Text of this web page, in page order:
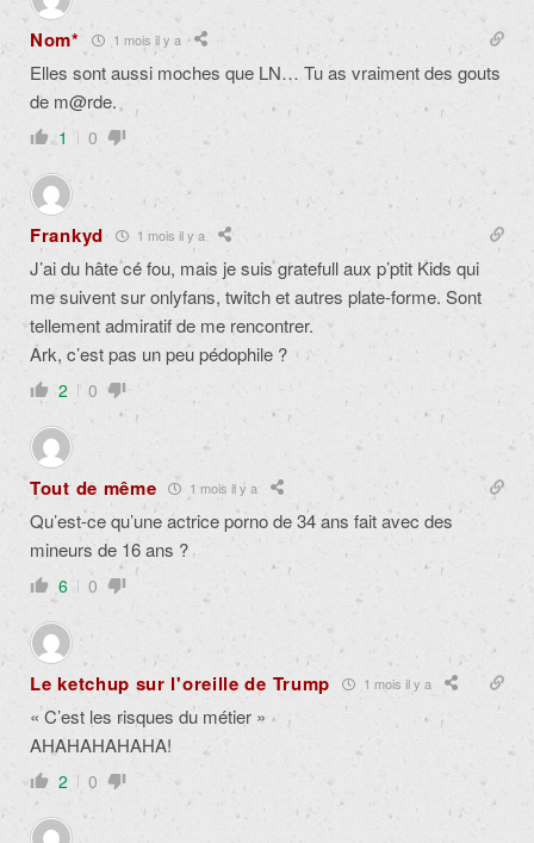
Nom* 1 mois il y a
Elles sont aussi moches que LN… Tu as vraiment des gouts
de m@rde.
1 0
Frankyd 1 mois il y a
J’ai du hâte cé fou, mais je suis gratefull aux p’ptit Kids qui
me suivent sur onlyfans, twitch et autres plate-forme. Sont
tellement admiratif de me rencontrer.
Ark, c’est pas un peu pédophile ?
2 0
Tout de même 1 mois il y a
Qu’est-ce qu’une actrice porno de 34 ans fait avec des
mineurs de 16 ans ?
6 0
Le ketchup sur l'oreille de Trump 1 mois il y a
« C’est les risques du métier »
AHAHAHAHAHA!
2 0